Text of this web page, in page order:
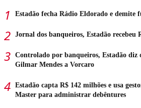
Estadão fecha Rádio Eldorado e demite
Jornal dos banqueiros, Estadão recebeu
Controlado por banqueiros, Estadão diz
Gilmar Mendes a Vorcaro
Estadão capta R$ 142 milhões e usa
Master para administrar debêntures